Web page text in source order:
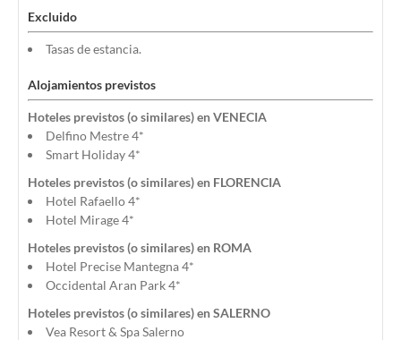
Excluido
Tasas de estancia.
Alojamientos previstos
Hoteles previstos (o similares) en VENECIA
Delfino Mestre 4*
Smart Holiday 4*
Hoteles previstos (o similares) en FLORENCIA
Hotel Rafaello 4*
Hotel Mirage 4*
Hoteles previstos (o similares) en ROMA
Hotel Precise Mantegna 4*
Occidental Aran Park 4*
Hoteles previstos (o similares) en SALERNO
Vea Resort & Spa Salerno